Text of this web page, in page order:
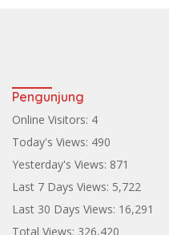
Pengunjung
Online Visitors: 4
Today's Views: 490
Yesterday's Views: 871
Last 7 Days Views: 5,722
Last 30 Days Views: 16,291
Total Views: 326,420